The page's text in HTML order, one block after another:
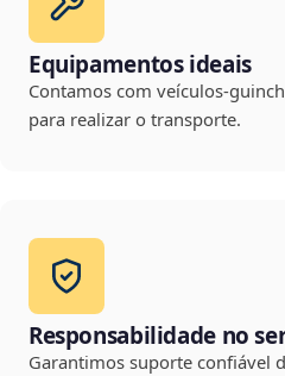
Equipamentos ideais
Contamos com veículos-
para realizar o transporte.
Responsabilidade no
Garantimos suporte confiável